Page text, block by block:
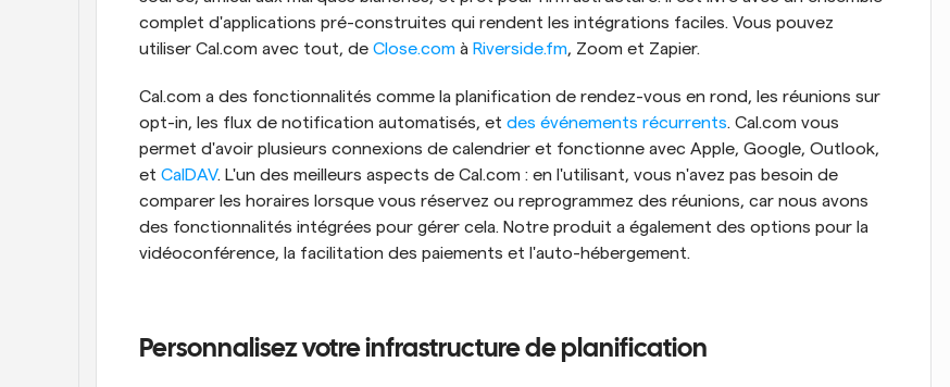
complet d'applications pré-construites qui rendent les intégrations faciles. Vous pouvez
utiliser Cal.com avec tout, de Close.com à Riverside.fm, Zoom et Zapier.
Cal.com a des fonctionnalités comme la planification de rendez-vous en rond, les réunions sur
opt-in, les flux de notification automatisés, et des événements récurrents. Cal.com vous
permet d'avoir plusieurs connexions de calendrier et fonctionne avec Apple, Google, Outlook,
et CalDAV. L'un des meilleurs aspects de Cal.com : en l'utilisant, vous n'avez pas besoin de
comparer les horaires lorsque vous réservez ou reprogrammez des réunions, car nous avons
des fonctionnalités intégrées pour gérer cela. Notre produit a également des options pour la
vidéoconférence, la facilitation des paiements et l'auto-hébergement.
Personnalisez votre infrastructure de planification